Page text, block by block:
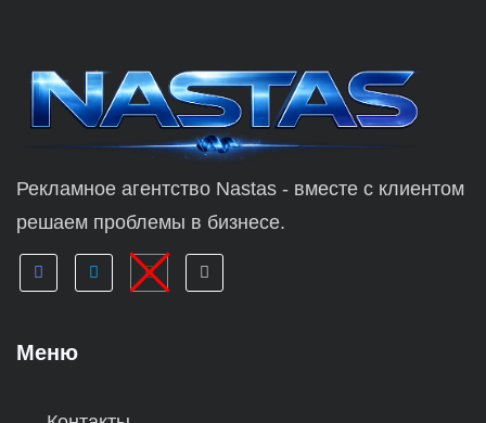
Рекламное агентство Nastas - вместе с клиентом
решаем проблемы в бизнесе.
Меню